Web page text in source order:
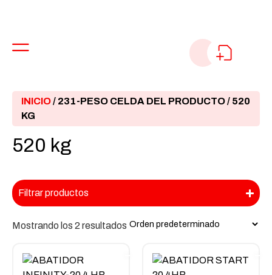
INICIO/ 231-PESO CELDA DEL PRODUCTO / 520
KG
520 kg
Filtrar productos
Mostrando los 2 resultados